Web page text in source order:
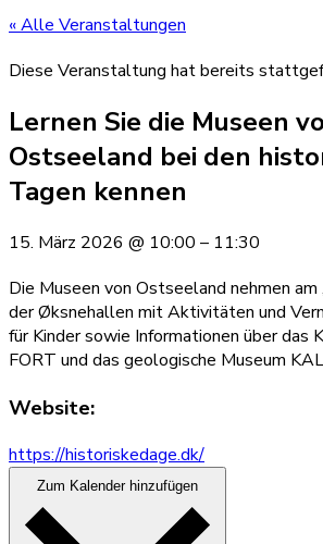
« Alle Veranstaltungen
Diese Veranstaltung hat bereits
Lernen Sie die Museen
Ostseeland bei den
Tagen kennen
15. März 2026 @ 10:00 – 11:30
Die Museen von Ostseeland nehmen am
der Øksnehallen mit Aktivitäten und
für Kinder sowie Informationen über das
FORT und das geologische Museum
Website:
https://historiskedage.dk/